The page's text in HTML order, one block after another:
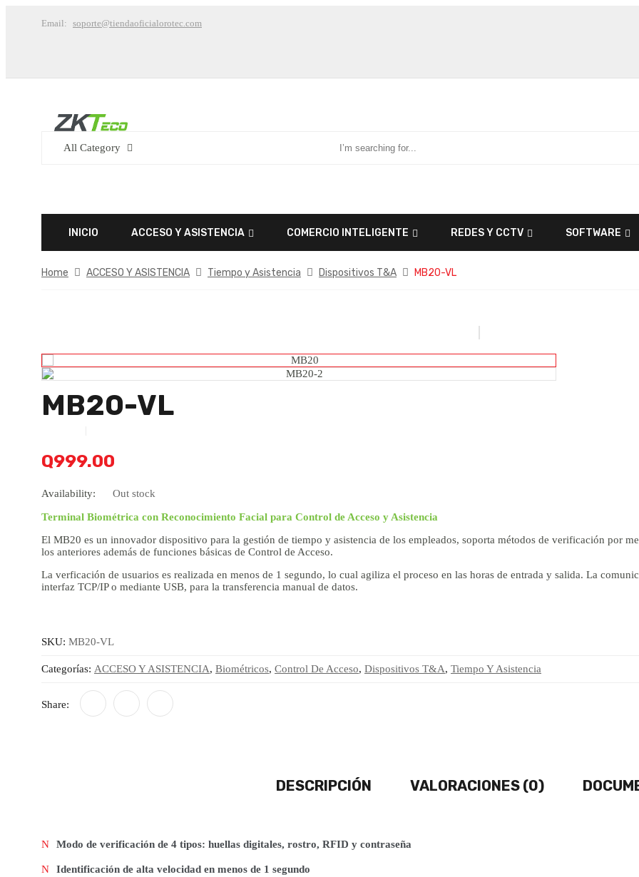
Email: soporte@tiendaoficialorotec.com
All Category
INICIO ACCESO Y ASISTENCIA COMERCIO INTELIGENTE REDES Y CCTV SOFTWARE
Home ACCESO Y ASISTENCIA Tiempo y Asistencia Dispositivos T&A MB20-VL
MB20-VL
Q999.00
Availability: Out stock
Terminal Biométrica con Reconocimiento Facial para Control de Acceso y Asistencia
El MB20 es un innovador dispositivo para la gestión de tiempo y asistencia de los empleados, soporta métodos de verificación por
los anteriores además de funciones básicas de Control de Acceso.
La verficación de usuarios es realizada en menos de 1 segundo, lo cual agiliza el proceso en las horas de entrada y salida. La
interfaz TCP/IP o mediante USB, para la transferencia manual de datos.
SKU: MB20-VL
Categorías: ACCESO Y ASISTENCIA, Biométricos, Control De Acceso, Dispositivos T&A, Tiempo Y Asistencia
Share:
DESCRIPCIÓN VALORACIONES (0)
Modo de verificación de 4 tipos: huellas digitales, rostro, RFID y contraseña
Identificación de alta velocidad en menos de 1 segundo